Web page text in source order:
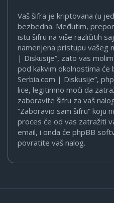
Vaš šifra je kriptovana (u
bezbedna. Međutim,
istu šifru na više različitih
namenjena pristupu vašeg
| Diskusije”, zato vas
pod kakvim okolnostima će
Serbia.com | Diskusije”,
lice, legitimno moći da
zaboravite šifru za vaš
“Zaboravio sam šifru” koju
proces će od vas zatražiti
email, i onda će phpBB
povratite vaš nalog.